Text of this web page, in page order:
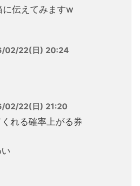
に伝えてみますw
02/22(日) 20:24
02/22(日) 21:20
れる確率上がる券